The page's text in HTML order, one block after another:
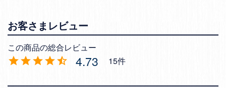
4.73 15